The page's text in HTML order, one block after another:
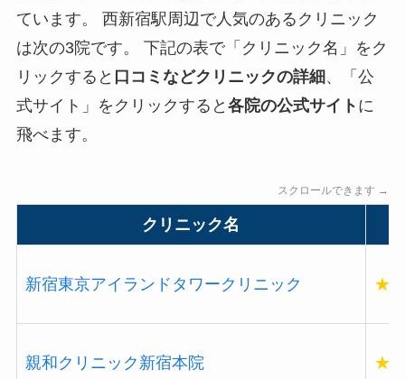
ています。 西新宿駅周辺で人気のあるクリニック
は次の3院です。 下記の表で「クリニック名」をク
リックすると 口コミなどクリニックの詳細、「公
式サイト」をクリックすると 各院の公式サイト に
飛べます。
スクロールできます →
クリニック名
新宿東京アイランドタワークリニック
親和クリニック新宿本院